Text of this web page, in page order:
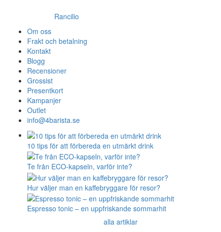
Rancilio
Om oss
Frakt och betalning
Kontakt
Blogg
Recensioner
Grossist
Presentkort
Kampanjer
Outlet
info@4barista.se
10 tips för att förbereda en utmärkt drink
Te från ECO-kapseln, varför inte?
Hur väljer man en kaffebryggare för resor?
Espresso tonic – en uppfriskande sommarhit
alla artiklar